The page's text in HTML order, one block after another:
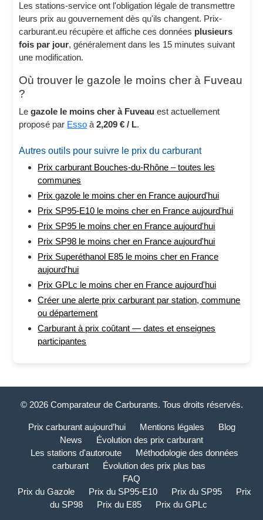
Les stations-service ont l'obligation légale de transmettre
leurs prix au gouvernement dès qu'ils changent. Prix-
carburant.eu récupère et affiche ces données plusieurs
fois par jour, généralement dans les 15 minutes suivant
une modification.
Où trouver le gazole le moins cher à Fuveau
?
Legazole le moins cher à Fuveau est actuellement
proposé par Esso à2,209 € / L.
Autres outils pour suivre le prix du carburant
Prix carburant Bouches-du-Rhône – toutes les
communes
Prix gazole le moins cher en France aujourd'hui
Prix SP95-E10 le moins cher en France aujourd'hui
Prix SP95 le moins cher en France aujourd'hui
Prix SP98 le moins cher en France aujourd'hui
Prix Superéthanol E85 le moins cher en France
aujourd'hui
Prix GPLc le moins cher en France aujourd'hui
Créer une alerte prix carburant par station, commune
ou département
Carburant à prix coûtant — dates et enseignes
participantes
© 2026 Comparateur de Carburants. Tous droits réservés.
Prix carburant aujourd’hui Mentions légales
Blog
News
Évolution des prix carburant
Les stations d'autoroute
Méthodologie des données
carburant
Évolution des prix plus bas
FAQ
Prix du Gazole
Prix du SP95-E10 Prix du SP95
Prix
du SP98
Prix du E85 Prix du GPLc